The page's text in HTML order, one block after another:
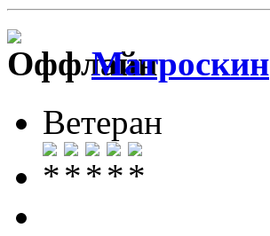
Матроскин
Ветеран